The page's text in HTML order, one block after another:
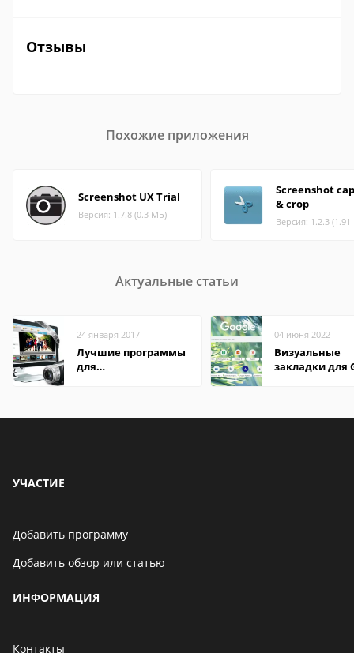
Отзывы
Похожие приложения
Screenshot UX Trial
Версия: 1.7.8 (0.3 МБ)
Screenshot
& crop
Версия: 1.2.3
Актуальные статьи
24 января 2017
Лучшие программы
для
04 июня 2022
Визуальные
закладки для
УЧАСТИЕ
Добавить программу
Добавить обзор или статью
ИНФОРМАЦИЯ
Контакты